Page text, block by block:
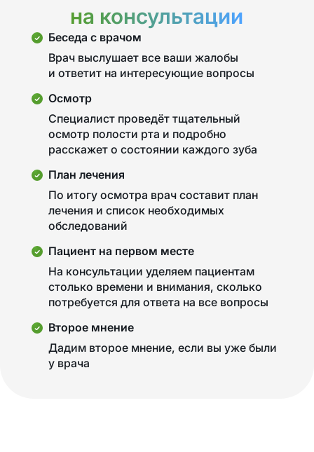
на консультации
Беседа с врачом
Врач выслушает все ваши жалобы
и ответит на интересующие вопросы
Осмотр
Специалист проведёт тщательный
осмотр полости рта и подробно
расскажет о состоянии каждого зуба
План лечения
По итогу осмотра врач составит план
лечения и список необходимых
обследований
Пациент на первом месте
На консультации уделяем пациентам
столько времени и внимания, сколько
потребуется для ответа на все вопросы
Второе мнение
Дадим второе мнение, если вы уже были
у врача